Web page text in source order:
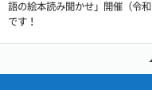
語の絵本読み聞かせ」開催（令
です！